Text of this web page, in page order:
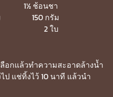
ช้อนชา
ค็ม 150 กรัม
ท่อน 2 ใบ
อกแล้วทำความสะอาดล้างน้ำ
ป แช่ทิ้งไว้ 10 นาที แล้วนำ